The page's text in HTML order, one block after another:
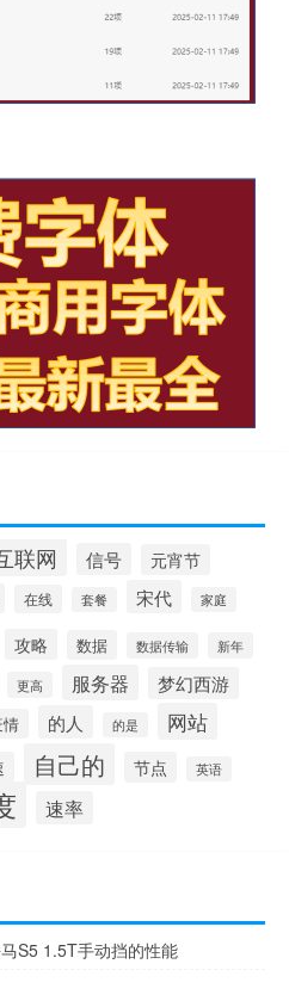
联网 信号 元宵节
在线 套餐 宋代 家庭
攻略 数据 数据传输 新年
更高 服务器 梦幻西游
的人 的是 网站
自己的 节点 英语
速率
S5 1.5T手动挡的性能